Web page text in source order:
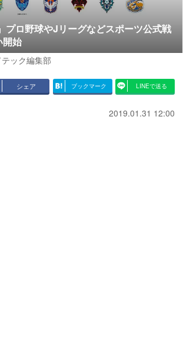
プロ野球やJリーグなどスポーツ公式戦
開始
ック編集部
シェア ブックマーク LINEで送る
2019.01.31 12:00